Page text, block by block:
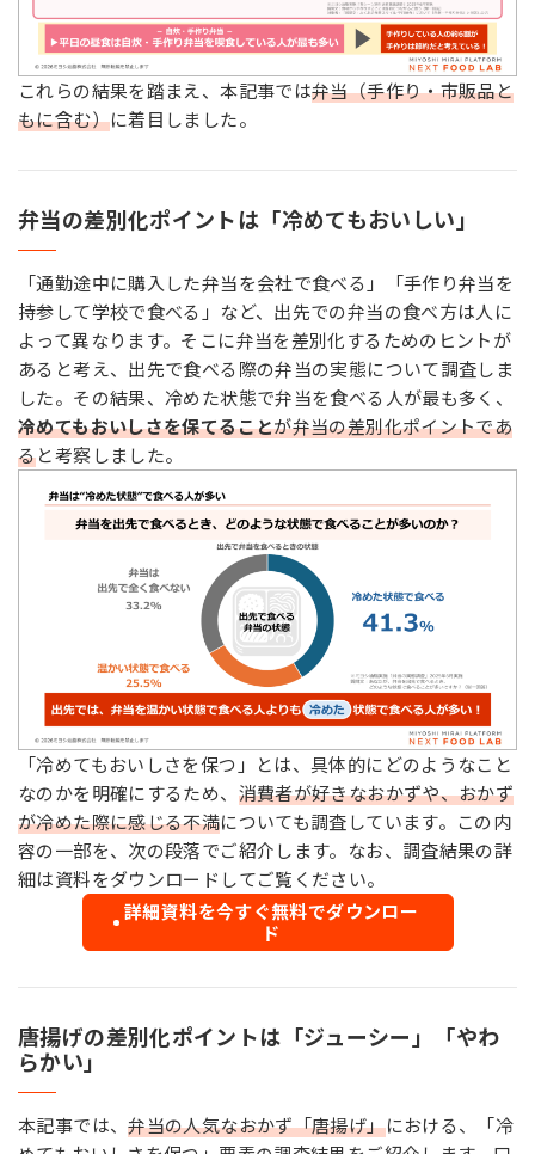
これらの結果を踏まえ、本記事では弁当（手作り・市販品と
もに含む）に着目しました。
弁当の差別化ポイントは「冷めてもおいしい」
「通勤途中に購入した弁当を会社で食べる」「手作り弁当を
持参して学校で食べる」など、出先での弁当の食べ方は人に
よって異なります。そこに弁当を差別化するためのヒントが
あると考え、出先で食べる際の弁当の実態について調査しま
した。その結果、冷めた状態で弁当を食べる人が最も多く、
冷めてもおいしさを保てることが弁当の差別化ポイントであ
ると考察しました。
「冷めてもおいしさを保つ」とは、具体的にどのようなこと
なのかを明確にするため、 消費者が好きなおかずや、おかず
が冷めた際に感じる不満についても調査しています。この内
容の一部を、次の段落でご紹介します。なお、調査結果の詳
細は資料をダウンロードしてご覧ください。
詳細資料を今すぐ無料でダウンロー
ド
唐揚げの差別化ポイントは「ジューシー」「やわ
らかい」
本記事では、弁当の人気なおかず「唐揚げ」における、「冷